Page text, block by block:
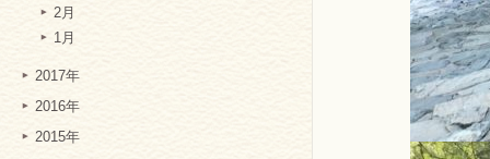
2月
1月
2017年
2016年
2015年